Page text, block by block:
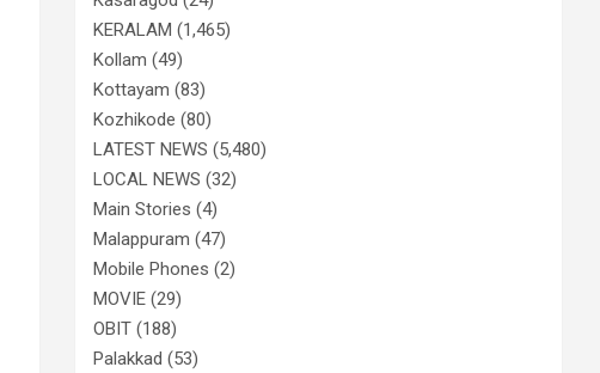
KERALAM (1,465)
Kollam (49)
Kottayam (83)
Kozhikode (80)
LATEST NEWS (5,480)
LOCAL NEWS (32)
Main Stories (4)
Malappuram (47)
Mobile Phones (2)
MOVIE (29)
OBIT (188)
Palakkad (53)